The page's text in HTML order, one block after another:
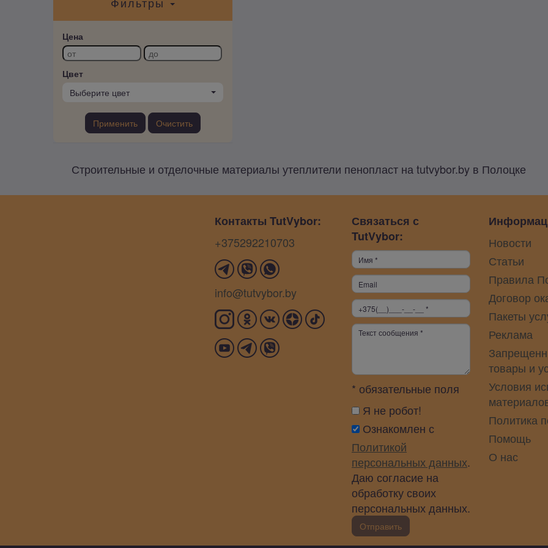
Цена
Цвет
Выберите цвет
Применить Очистить
Строительные и отделочные материалы утеплители пенопласт на tutvybor.by в Полоцке
Контакты TutVybor:
+375292210703
info@tutvybor.by
Связаться с
TutVybor:
* обязательные поля
Я не робот!
Ознакомлен с
Политикой
персональных данных.
Даю согласие на
обработку своих
персональных данных.
Отправить
Новости
Статьи
Правила
Договор
Пакеты
Реклама
товары и
Условия
Политика
Помощь
О нас